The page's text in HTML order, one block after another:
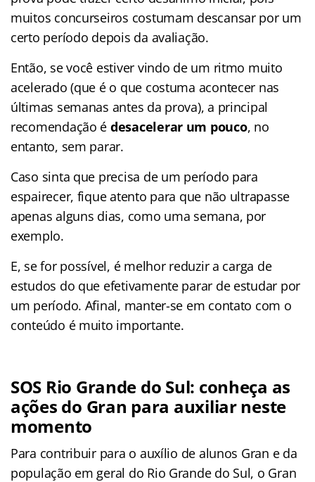
muitos concurseiros costumam descansar por um
certo período depois da avaliação.
Então, se você estiver vindo de um ritmo muito
acelerado (que é o que costuma acontecer nas
últimas semanas antes da prova), a principal
recomendação é desacelerar um pouco, no
entanto, sem parar.
Caso sinta que precisa de um período para
espairecer, fique atento para que não ultrapasse
apenas alguns dias, como uma semana, por
exemplo.
E, se for possível, é melhor reduzir a carga de
estudos do que efetivamente parar de estudar por
um período. Afinal, manter-se em contato com o
conteúdo é muito importante.
SOS Rio Grande do Sul: conheça as
ações do Gran para auxiliar neste
momento
Para contribuir para o auxílio de alunos Gran e da
população em geral do Rio Grande do Sul, o Gran